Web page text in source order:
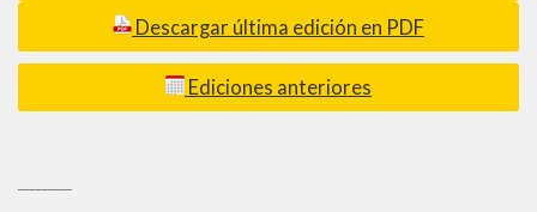
Descargar última edición en PDF
Ediciones anteriores